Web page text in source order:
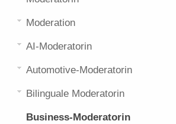
Moderation
AI-Moderatorin
Automotive-Moderatorin
Bilinguale Moderatorin
Business-Moderatorin